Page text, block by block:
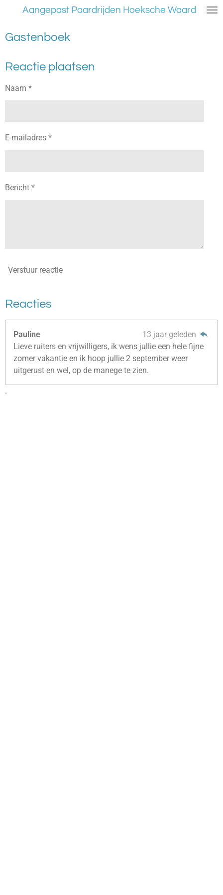
naar
Aangepast Paardrijden Hoeksche Waard
Gastenboek
Reactie plaatsen
Naam *
E-mailadres *
Bericht *
Verstuur reactie
Reacties
Pauline
13 jaar geleden
Lieve ruiters en vrijwilligers, ik wens jullie een hele fijne
zomer vakantie en ik hoop jullie 2 september weer
uitgerust en wel, op de manege te zien.
.